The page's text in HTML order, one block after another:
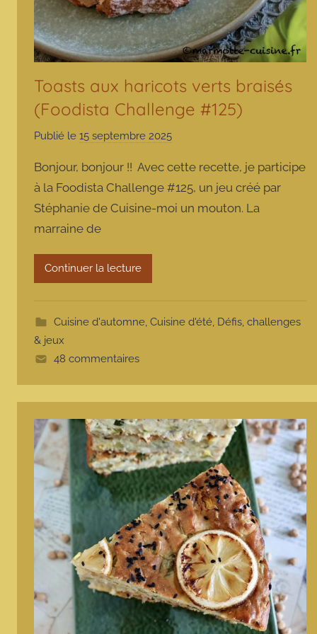
Toasts aux haricots verts braisés
(Foodista Challenge #125)
Publié le 15 septembre 2025
r
m
a
e
Bonjour, bonjour !! Avec cette recette, je participe
à la Foodista Challenge #125, un jeu créé par
Stéphanie de Cuisine-moi un mouton. La
marraine de
Continuer la lecture
Cuisine d'automne, Cuisine d'été, Défis, challenges
& jeux
48 commentaires